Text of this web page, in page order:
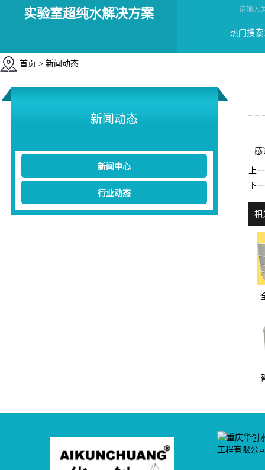
实验室超纯水解决方案
热门搜
首页 > 新闻动态
新闻动态
新闻中心
行业动态
感
上
下
相